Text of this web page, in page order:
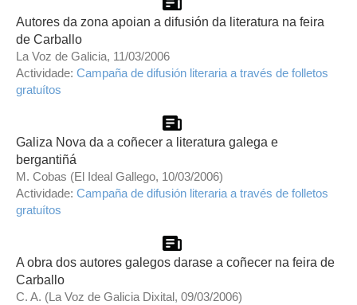
Autores da zona apoian a difusión da literatura na feira
de Carballo
La Voz de Galicia, 11/03/2006
Actividade: Campaña de difusión literaria a través de folletos
gratuítos
Galiza Nova da a coñecer a literatura galega e
bergantiñá
M. Cobas (El Ideal Gallego, 10/03/2006)
Actividade: Campaña de difusión literaria a través de folletos
gratuítos
A obra dos autores galegos darase a coñecer na feira de
Carballo
C. A. (La Voz de Galicia Dixital, 09/03/2006)